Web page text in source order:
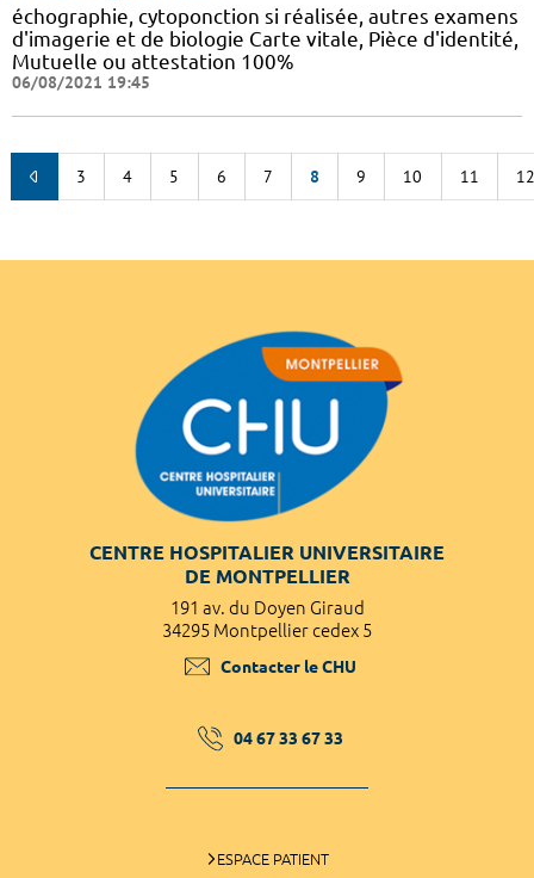
échographie, cytoponction si réalisée, autres examens
d'imagerie et de biologie Carte vitale, Pièce d'identité,
Mutuelle ou attestation 100%
06/08/2021 19:45
3 4 5 6 7 8 9 10 11 12
CENTRE HOSPITALIER UNIVERSITAIRE
DE MONTPELLIER
191 av. du Doyen Giraud
34295 Montpellier cedex 5
Contacter le CHU
04 67 33 67 33
ESPACE PATIENT